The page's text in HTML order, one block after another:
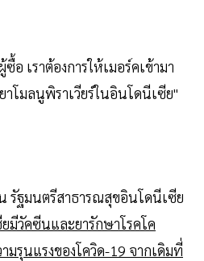
อ เราต้องการให้เมอร์คเข้ามา
าโมลนูพิราเวียร์ในอินโดนีเซีย"
รัฐมนตรีสาธารณสุขอินโดนีเซีย
วัคซีนและยารักษาโรคโค
มรุนแรงของโควิด-19 จากเดิมที่